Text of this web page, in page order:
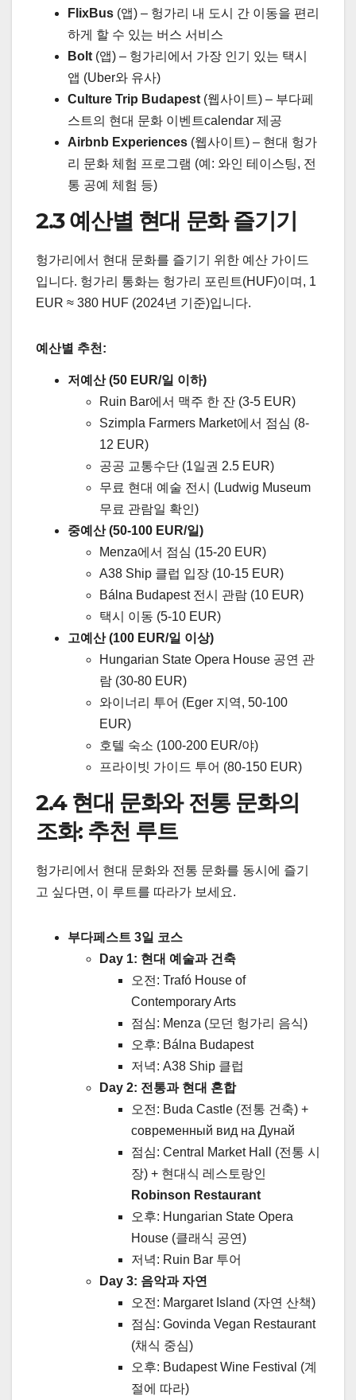
FlixBus (앱) – 헝가리 내 도시 간 이동을 편리
하게 할 수 있는 버스 서비스
Bolt (앱) – 헝가리에서 가장 인기 있는 택시
앱 (Uber와 유사)
Culture Trip Budapest (웹사이트) – 부다페
스트의 현대 문화 이벤트calendar 제공
Airbnb Experiences (웹사이트) – 현대 헝가
리 문화 체험 프로그램 (예: 와인 테이스팅, 전
통 공예 체험 등)
2.3 예산별 현대 문화 즐기기
헝가리에서 현대 문화를 즐기기 위한 예산 가이드
입니다. 헝가리 통화는 헝가리 포린트(HUF)이며, 1
EUR ≈ 380 HUF (2024년 기준)입니다.
예산별 추천:
저예산 (50 EUR/일 이하)
Ruin Bar에서 맥주 한 잔 (3-5 EUR)
Szimpla Farmers Market에서 점심 (8-
12 EUR)
공공 교통수단 (1일권 2.5 EUR)
무료 현대 예술 전시 (Ludwig Museum
무료 관람일 확인)
중예산 (50-100 EUR/일)
Menza에서 점심 (15-20 EUR)
A38 Ship 클럽 입장 (10-15 EUR)
Bálna Budapest 전시 관람 (10 EUR)
택시 이동 (5-10 EUR)
고예산 (100 EUR/일 이상)
Hungarian State Opera House 공연 관
람 (30-80 EUR)
와이너리 투어 (Eger 지역, 50-100
EUR)
호텔 숙소 (100-200 EUR/야)
프라이빗 가이드 투어 (80-150 EUR)
2.4 현대 문화와 전통 문화의
조화: 추천 루트
헝가리에서 현대 문화와 전통 문화를 동시에 즐기
고 싶다면, 이 루트를 따라가 보세요.
부다페스트 3일 코스
Day 1: 현대 예술과 건축
오전: Trafó House of
Contemporary Arts
점심: Menza (모던 헝가리 음식)
오후: Bálna Budapest
저녁: A38 Ship 클럽
Day 2: 전통과 현대 혼합
오전: Buda Castle (전통 건축) +
современный вид на Дунай
점심: Central Market Hall (전통 시
장) + 현대식 레스토랑인
Robinson Restaurant
오후: Hungarian State Opera
House (클래식 공연)
저녁: Ruin Bar 투어
Day 3: 음악과 자연
오전: Margaret Island (자연 산책)
점심: Govinda Vegan Restaurant
(채식 중심)
오후: Budapest Wine Festival (계
절에 따라)